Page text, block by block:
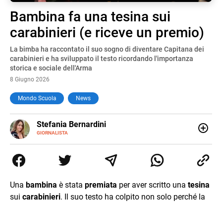
Bambina fa una tesina sui
carabinieri (e riceve un premio)
La bimba ha raccontato il suo sogno di diventare Capitana dei
carabinieri e ha sviluppato il testo ricordando l'importanza
storica e sociale dell'Arma
8 Giugno 2026
Mondo Scuola News
Stefania Bernardini
GIORNALISTA
E-
MAIL
Tv di cronaca, politica, scuola, economia e spettacolo. Ha
esperienze nella redazione di testate giornalistiche online
Una bambina è stata premiata per aver scritto una tesina
sui carabinieri. Il suo testo ha colpito non solo perché la